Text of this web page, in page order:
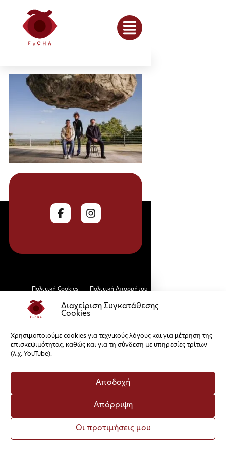
Διαχείριση Συγκατάθεσης
Cookies
Χρησιμοποιούμε cookies για τεχνικούς λόγους και για μέτρηση της
επισκεψιμότητας, καθώς και για τη σύνδεση με υπηρεσίες τρίτων
(λ.χ. YouTube).
Αποδοχή
Απόρριψη
Οι προτιμήσεις μου
Πολιτική Cookies Πολιτική Απορρήτου